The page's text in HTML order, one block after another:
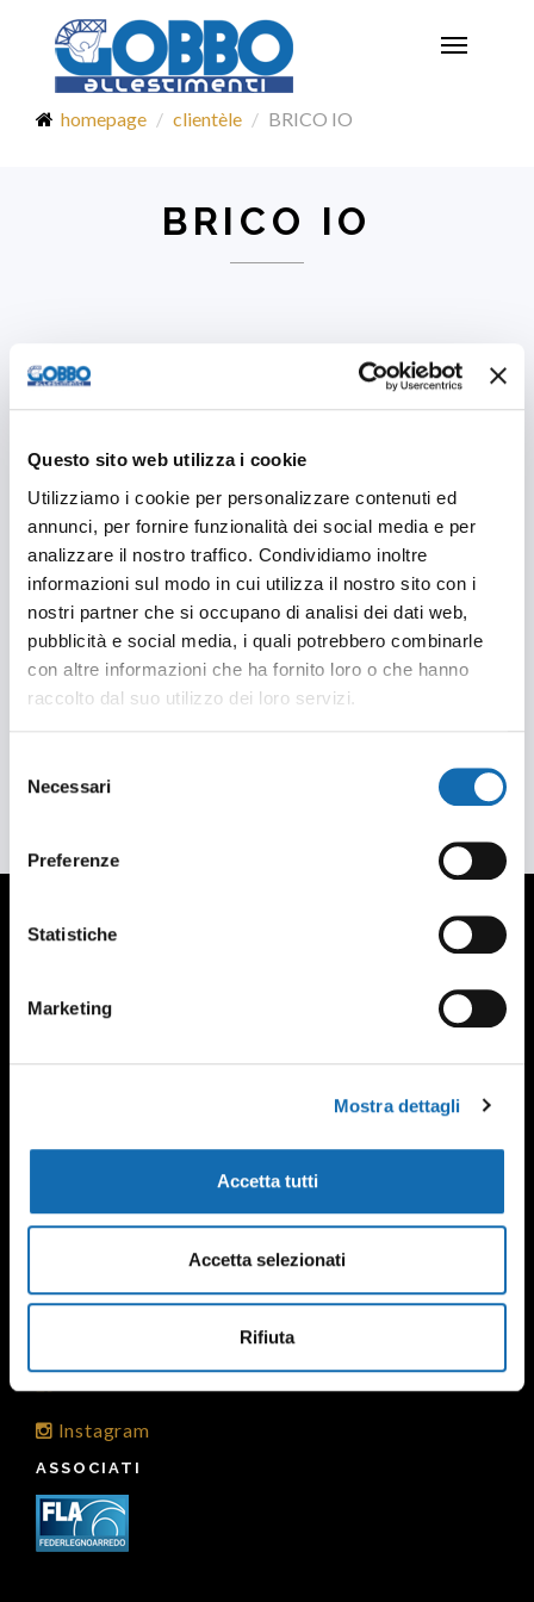
Questo sito web utilizza i cookie
Utilizziamo i cookie per personalizzare contenuti ed
annunci, per fornire funzionalità dei social media e per
analizzare il nostro traffico. Condividiamo inoltre
informazioni sul modo in cui utilizza il nostro sito con i
nostri partner che si occupano di analisi dei dati web,
pubblicità e social media, i quali potrebbero combinarle
con altre informazioni che ha fornito loro o che hanno
raccolto dal suo utilizzo dei loro servizi.
delNecessari
Preferenze
Statistiche
Marketing
Mostra dettagli
Accetta tutti
Accetta selezionati
Rifiuta
homepage clientèle BRICO IO
Toggle
BRICO IO
Tel. +39 0331 594753 - 0331 469300
Informativa Privacy
Politique en matière de cookies
Per info, contattaci
Instagram
ASSOCIATI